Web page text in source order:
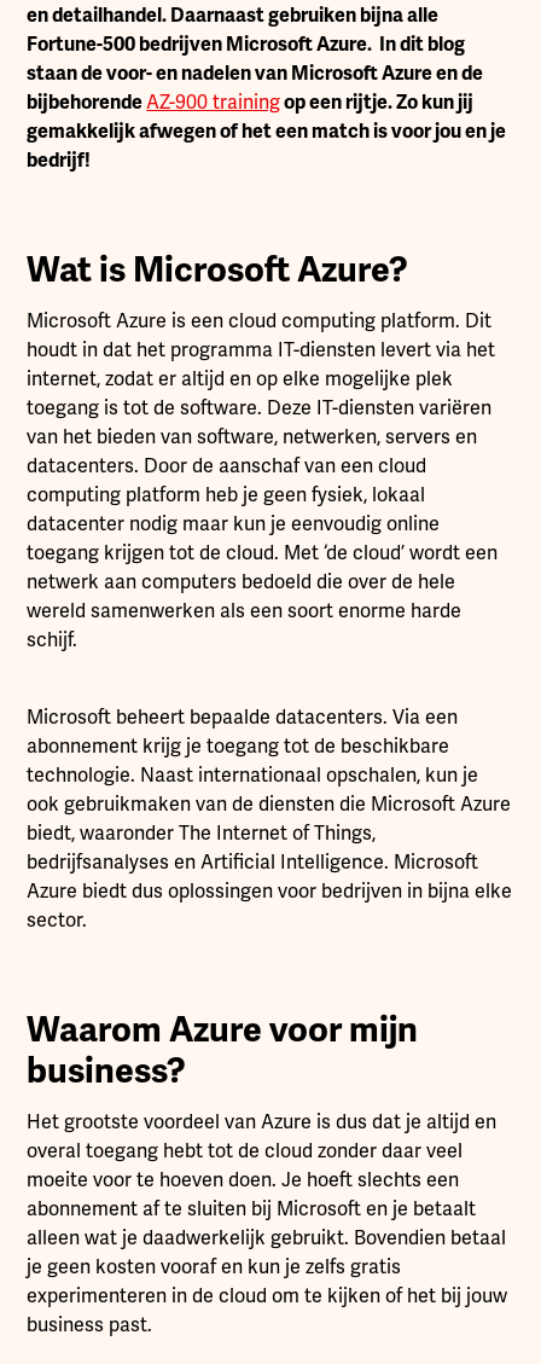
en detailhandel. Daarnaast gebruiken bijna alle
Fortune-500 bedrijven Microsoft Azure. In dit blog
staan de voor- en nadelen van Microsoft Azure en de
bijbehorendeAZ-900 trainingop een rijtje. Zo kun jij
gemakkelijk afwegen of het een match is voor jou en je
bedrijf!
Wat is Microsoft Azure?
Microsoft Azure is een cloud computing platform. Dit
houdt in dat het programma IT-diensten levert via het
internet, zodat er altijd en op elke mogelijke plek
toegang is tot de software. Deze IT-diensten variëren
van het bieden van software, netwerken, servers en
datacenters. Door de aanschaf van een cloud
computing platform heb je geen fysiek, lokaal
datacenter nodig maar kun je eenvoudig online
toegang krijgen tot de cloud. Met ‘de cloud’ wordt een
netwerk aan computers bedoeld die over de hele
wereld samenwerken als een soort enorme harde
schijf.
Microsoft beheert bepaalde datacenters. Via een
abonnement krijg je toegang tot de beschikbare
technologie. Naast internationaal opschalen, kun je
ook gebruikmaken van de diensten die Microsoft Azure
biedt, waaronder The Internet of Things,
bedrijfsanalyses en Artificial Intelligence. Microsoft
Azure biedt dus oplossingen voor bedrijven in bijna elke
sector.
Waarom Azure voor mijn
business?
Het grootste voordeel van Azure is dus dat je altijd en
overal toegang hebt tot de cloud zonder daar veel
moeite voor te hoeven doen. Je hoeft slechts een
abonnement af te sluiten bij Microsoft en je betaalt
alleen wat je daadwerkelijk gebruikt. Bovendien betaal
je geen kosten vooraf en kun je zelfs gratis
experimenteren in de cloud om te kijken of het bij jouw
business past.